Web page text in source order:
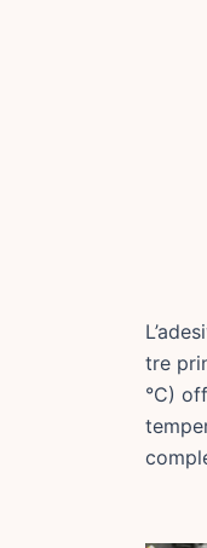
tre
°C)